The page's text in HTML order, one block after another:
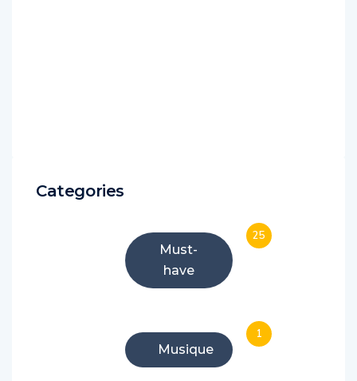
Categories
Must-
have
25
Musique
1